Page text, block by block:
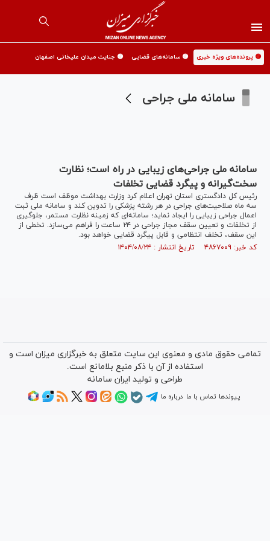
🟡 پرونده‌های ویژه خبری 🟡 سامانه‌های قضایی 🟡 جنایت میدان علیخانی اصفهان
سامانه ملی جراحی
سامانه ملی جراحی‌های زیبایی در راه است؛ نظارت
سخت‌گیرانه و پیگرد قضایی تخلفات
رئیس کل دادگستری استان تهران اعلام کرد وزارت بهداشت موظف است ظرف
سه ماه صلاحیت‌های جراحی در هر رشته پزشکی را تدوین کند و سامانه ملی ثبت
اعمال جراحی زیبایی را ایجاد نماید؛ سامانه‌ای که زمینه نظارت مستمر، جلوگیری
از تخلفات و تعیین سقف مجاز جراحی در ۲۴ ساعت را فراهم می‌سازد. تخطی از
این سقف، تخلف انتظامی و قابل پیگرد قضایی خواهد بود.
کد خبر: ۴۸۶۷۰۰۹ تاریخ انتشار : ۱۴۰۴/۰۸/۲۴
تمامی حقوق مادی و معنوی این سایت متعلق به خبرگزاری میزان است و
استفاده از آن با ذکر منبع بلامانع است.
طراحی و تولید ایران سامانه
پیوندها تماس با ما درباره ما